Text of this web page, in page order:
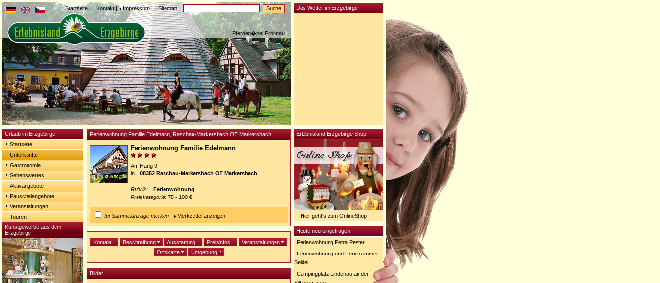
Startseite| Kontakt| Impressum| Sitemap
Pferdeg�pel Frohnau
Urlaub im Erzgebirge
Startseite
Unterkünfte
Gastronomie
Sehenswertes
Aktivangebote
Pauschalangebote
Veranstaltungen
Touren
Kunstgewerbe aus dem
Erzgebirge
Ferienwohnung Familie Edelmann, Raschau-Markersbach OT Markersbach
Ferienwohnung Familie Edelmann
Am Hang 9
in
08352 Raschau-Markersbach OT Markersbach
Rubrik:
Ferienwohnung
Preiskategorie: 75 - 100 €
für Sammelanfrage merken | Merkzettel anzeigen
Kontakt Beschreibung Ausstattung Preisinfos
Veranstaltungen
Ortskarte
Umgebung
Bilder
Erlebnisland Erzgebirge Shop
Hier geht's zum OnlineShop
Heute neu eingetragen
Ferienwohnung Petra Pester
Ferienwohnung und Ferienzimmer
Seidel
Campingplatz Lindenau an der
Das Wetter im Erzgebirge